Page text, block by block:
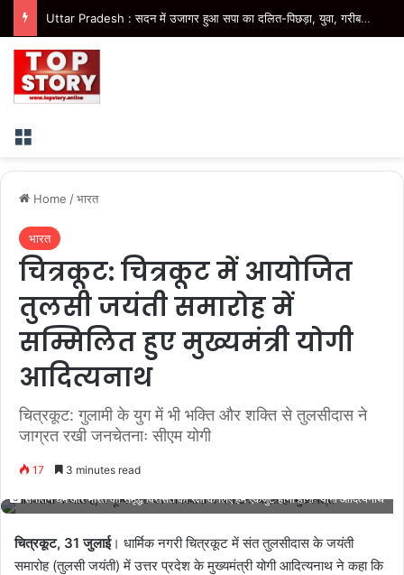
Uttar Pradesh : सदन में उजागर हुआ सपा का दलित-पिछड़ा, युवा, गरीब, किसान, महिला विरोधी चरित्र- मुख्यमंत्री
Menu
Home /भारत
भारत
चित्रकूट: चित्रकूट में आयोजित
तुलसी जयंती समारोह में
सम्मिलित हुए मुख्यमंत्री योगी
आदित्यनाथ
चित्रकूट: गुलामी के युग में भी भक्ति और शक्ति से तुलसीदास ने
जाग्रत रखी जनचेतनाः सीएम योगी
17 3 minutes read
सनातन धर्म और भारत की समृद्ध विरासत की रक्षा के लिए हमें एकजुट होना होगाः योगी आदित्यनाथ
चित्रकूट, 31 जुलाई। धार्मिक नगरी चित्रकूट में संत तुलसीदास के जयंती
समारोह (तुलसी जयंती) में उत्तर प्रदेश के मुख्यमंत्री योगी आदित्यनाथ ने कहा कि